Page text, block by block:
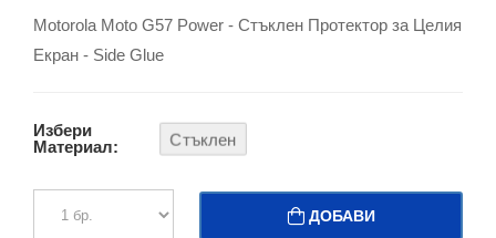
Motorola Moto G57 Power - Стъклен Протектор за Целия
Екран - Side Glue
Избери
Материал:
Стъклен
ДОБАВИ